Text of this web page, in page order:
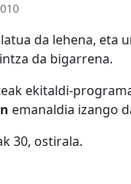
da lehena, eta
da bigarrena.
ekitaldi-
emanaldia izango
30, ostirala.